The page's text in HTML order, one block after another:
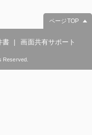
ページTOP
書 画面共有サポート
Reserved.